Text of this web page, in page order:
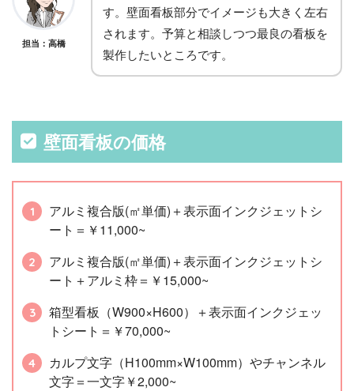
担当：高橋
す。壁面看板部分でイメージも大きく左右
されます。予算と相談しつつ最良の看板を
製作したいところです。
壁面看板の価格
アルミ複合版(㎡単価)＋表示面インクジェットシ
ート＝￥11,000~
アルミ複合版(㎡単価)＋表示面インクジェットシ
ート＋アルミ枠＝￥15,000~
箱型看板（W900×H600）＋表示面インクジェッ
トシート＝￥70,000~
カルプ文字（H100mm×W100mm）やチャンネル
文字＝一文字￥2,000~